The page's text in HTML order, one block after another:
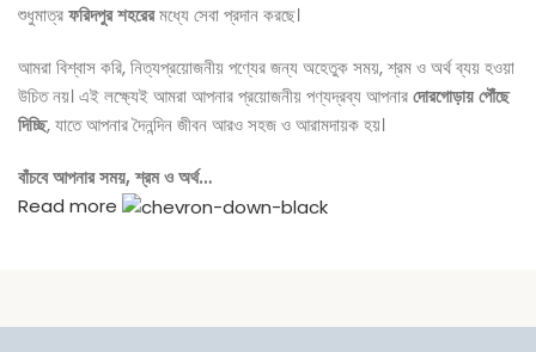
শুধুমাত্রফরিদপুর শহরেরমধ্যে সেবা প্রদান করছে।
আমরা বিশ্বাস করি, নিত্যপ্রয়োজনীয় পণ্যের জন্য অহেতুক সময়, শ্রম ও অর্থ ব্যয় হওয়া
উচিত নয়। এই লক্ষ্যেই আমরা আপনার প্রয়োজনীয় পণ্যদ্রব্য আপনারদোরগোড়ায় পৌঁছে
দিচ্ছি, যাতে আপনার দৈনন্দিন জীবন আরও সহজ ও আরামদায়ক হয়।
বাঁচবে আপনার সময়, শ্রম ও অর্থ…
Read more